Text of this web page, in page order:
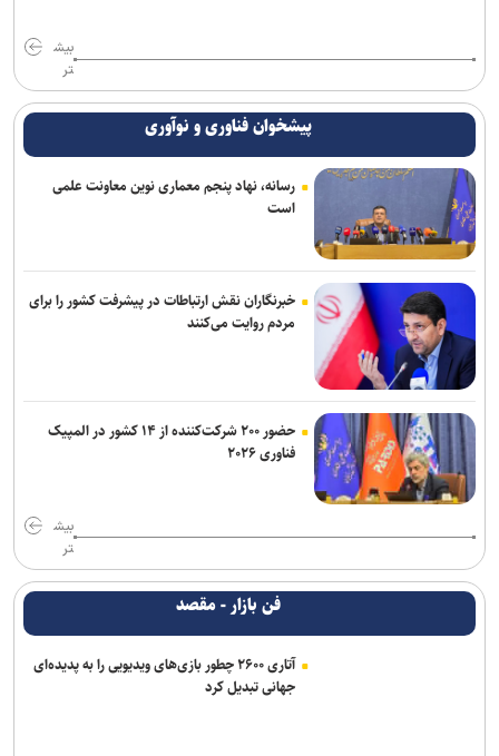
بیش
تر
پیشخوان فناوری و نوآوری
رسانه، نهاد پنجم معماری نوین معاونت علمی
است
خبرنگاران نقش ارتباطات در پیشرفت کشور را برای
مردم روایت می‌کنند
حضور ۲۰۰ شرکت‌کننده از ۱۴ کشور در المپیک
فناوری ۲۰۲۶
بیش
تر
فن بازار - مقصد
آتاری ۲۶۰۰ چطور بازی‌های ویدیویی را به پدیده‌ای
جهانی تبدیل کرد